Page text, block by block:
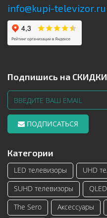
info@kupi-televizor.ru
Подпишись на
ПОДПИСАТЬСЯ
Категории
LED телевизоры
UHD
SUHD телевизоры
The Sero
Аксессуары